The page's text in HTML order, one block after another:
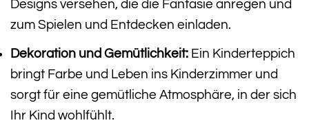
Designs versehen, die die Fantasie anregen und
zum Spielen und Entdecken einladen.
Dekoration und Gemütlichkeit: Ein Kinderteppich
bringt Farbe und Leben ins Kinderzimmer und
sorgt für eine gemütliche Atmosphäre, in der sich
Ihr Kind wohlfühlt.